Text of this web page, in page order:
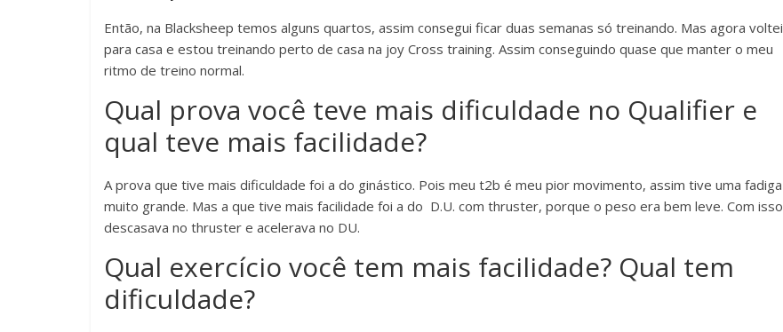
Então, na Blacksheep temos alguns quartos, assim consegui ficar duas semanas só treinando. Mas agora voltei
para casa e estou treinando perto de casa na joy Cross training. Assim conseguindo quase que manter o meu
ritmo de treino normal.
Qual prova você teve mais dificuldade no Qualifier e
qual teve mais facilidade?
A prova que tive mais dificuldade foi a do ginástico. Pois meu t2b é meu pior movimento, assim tive uma fadiga
muito grande. Mas a que tive mais facilidade foi a do D.U. com thruster, porque o peso era bem leve. Com isso
descasava no thruster e acelerava no DU.
Qual exercício você tem mais facilidade? Qual tem
dificuldade?